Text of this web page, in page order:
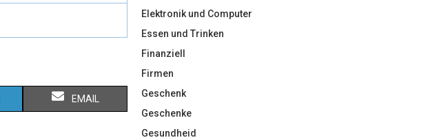
S
EMAIL
Elektronik und Computer
Essen und Trinken
Finanziell
Firmen
Geschenk
Geschenke
Gesundheid